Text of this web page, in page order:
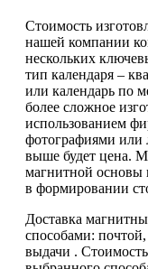
Стоимость
нашей компании
нескольких
тип календаря –
или календарь по
более сложное
использованием
фотографиями или
выше будет цена.
магнитной основы
в формировании
Доставка
способами:
выдачи .